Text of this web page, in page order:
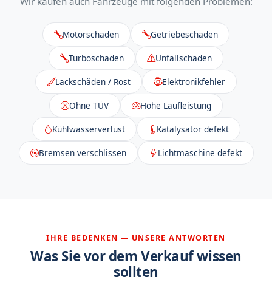
Motorschaden Getriebeschaden
Turboschaden Unfallschaden
Lackschäden / Rost Elektronikfehler
Ohne TÜV Hohe Laufleistung
Kühlwasserverlust Katalysator defekt
Bremsen verschlissen Lichtmaschine defekt
IHRE BEDENKEN — UNSERE ANTWORTEN
Was Sie vor dem Verkauf wissen
sollten